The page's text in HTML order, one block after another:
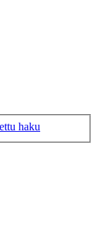
haku